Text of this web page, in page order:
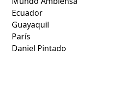
Ecuador
Guayaquil
París
Daniel Pintado